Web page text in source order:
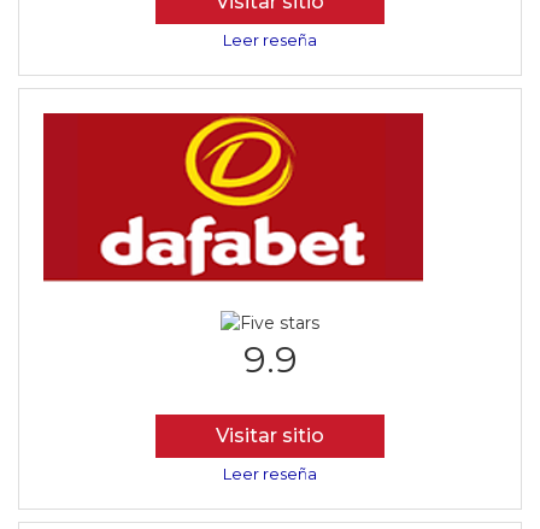
Leer reseña
9.9
Visitar sitio
Leer reseña